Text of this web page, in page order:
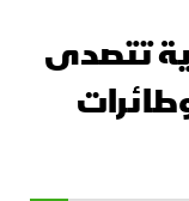
تتصدى